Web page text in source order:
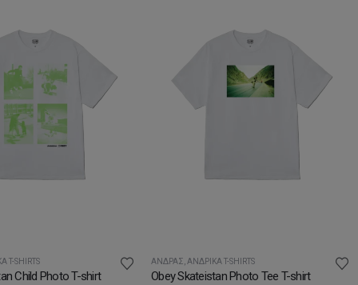
T-SHIRTS
Child Photo T-shirt
ΆΝΔΡΑΣ,ΑΝΔΡΙΚΆ T-SHIRTS
Obey Skateistan Photo Tee T-shirt